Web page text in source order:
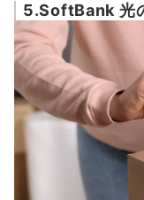
5.SoftBank 光